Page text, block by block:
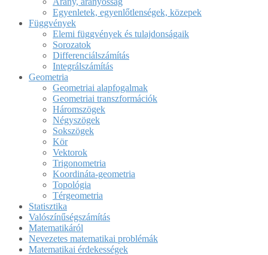
Egyenletek, egyenlőtlenségek, közepek
Függvények
Elemi függvények és tulajdonságaik
Sorozatok
Differenciálszámítás
Integrálszámítás
Geometria
Geometriai alapfogalmak
Geometriai transzformációk
Háromszögek
Négyszögek
Sokszögek
Kör
Vektorok
Trigonometria
Koordináta-geometria
Topológia
Térgeometria
Statisztika
Valószínűségszámítás
Matematikáról
Nevezetes matematikai problémák
Matematikai érdekességek